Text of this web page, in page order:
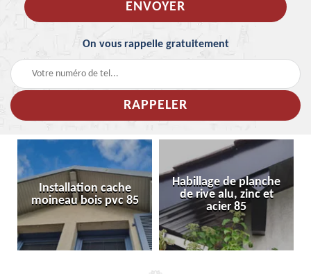
On vous rappelle gratuitement
Installation cache
moineau bois pvc 85
Habillage de planche
de rive alu, zinc et
acier 85